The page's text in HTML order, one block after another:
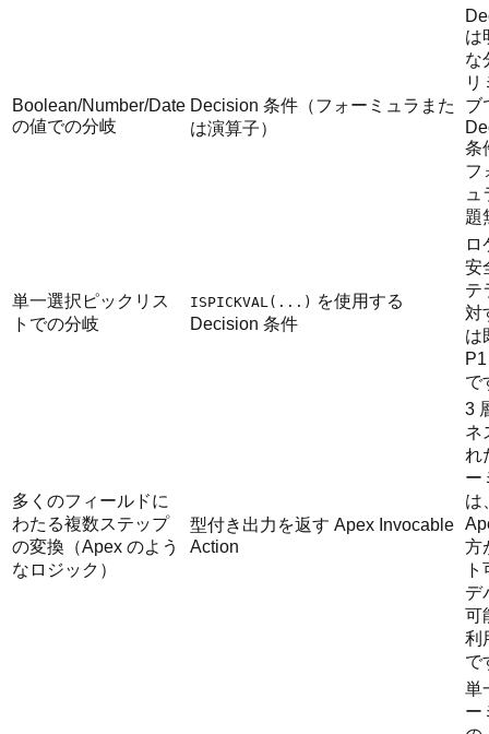
Boolean/Number/Date
の値での分岐
Decision 条件（フォーミュラまた
は演算子）
は
な
リ
ブ
条
フ
ュ
題
単一選択ピックリス
トでの分岐
ISPICKVAL(...) を使用する
Decision 条件
ロ
安
テ
対
は
で
多くのフィールドに
わたる複数ステップ
の変換（Apex のよう
なロジック）
型付き出力を返す Apex Invocable
Action
3
ネ
れ
ー
は
方
デ
可
利
で
単
ー